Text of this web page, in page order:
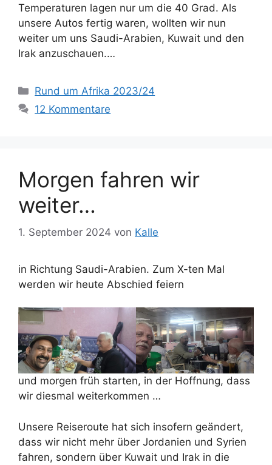
Temperaturen lagen nur um die 40 Grad. Als
unsere Autos fertig waren, wollten wir nun
weiter um uns Saudi-Arabien, Kuwait und den
Irak anzuschauen.…
Kategorien
Rund um Afrika 2023/24
12 Kommentare
Morgen fahren wir
weiter…
1. September 2024 von Kalle
in Richtung Saudi-Arabien. Zum X-ten Mal
werden wir heute Abschied feiern
und morgen früh starten, in der Hoffnung, dass
wir diesmal weiterkommen …
Unsere Reiseroute hat sich insofern geändert,
dass wir nicht mehr über Jordanien und Syrien
fahren, sondern über Kuwait und Irak in die